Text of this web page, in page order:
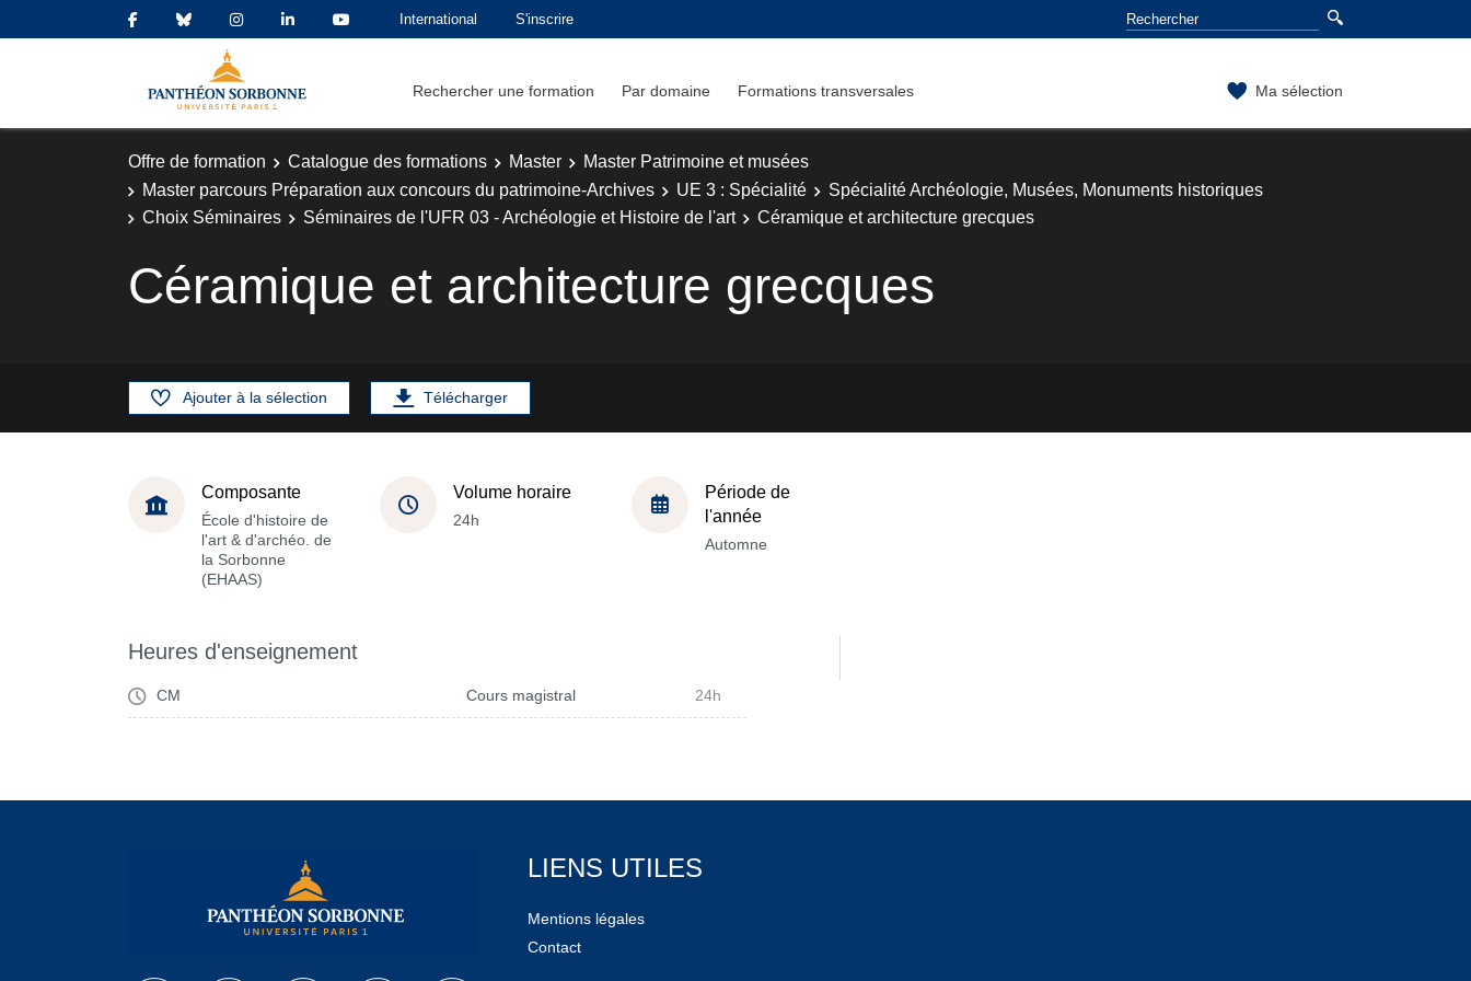
International S'inscrire
Rechercher une formation Par domaine Formations transversales Ma sélection
Offre de formation Catalogue des formations Master
Master Patrimoine et musées
Master parcours Préparation aux concours du patrimoine-Archives
UE 3 : Spécialité
Spécialité Archéologie, Musées, Monuments historiques
Choix Séminaires
Séminaires de l'UFR 03 - Archéologie et Histoire de l'art Céramique et architecture grecques
Céramique et architecture grecques
Ajouter à la sélection Télécharger
Composante
École d'histoire de
l'art & d'archéo. de
la Sorbonne
(EHAAS)
Volume horaire
24h
Période de
l'année
Automne
Heures d'enseignement
CM Cours magistral 24h
LIENS UTILES
Mentions légales
Contact